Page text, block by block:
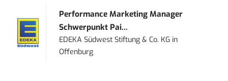
Performance Marketing Manager
Schwerpunkt Pai...
EDEKA Südwest Stiftung & Co. KG in
Offenburg